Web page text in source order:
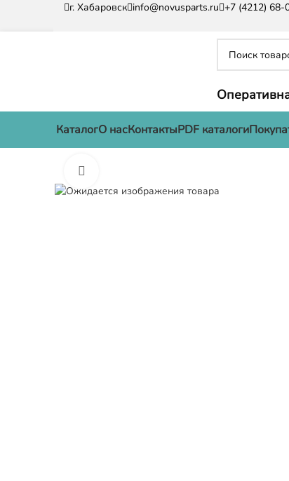
г. Хабаровск info@novusparts.ru +7 (4212) 68-
КаталогО насКонтактыPDF каталоги